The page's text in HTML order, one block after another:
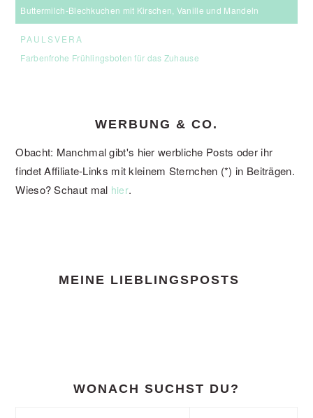
Buttermilch-Blechkuchen mit Kirschen, Vanille und Mandeln
PAULSVERA
Farbenfrohe Frühlingsboten für das Zuhause
WERBUNG & CO.
Obacht: Manchmal gibt's hier werbliche Posts oder ihr
findet Affiliate-Links mit kleinem Sternchen (*) in Beiträgen.
Wieso? Schaut mal hier.
MEINE LIEBLINGSPOSTS
WONACH SUCHST DU?